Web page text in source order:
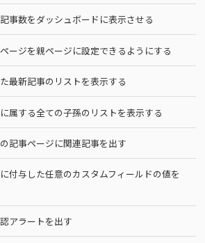
事数をダッシュボードに表示させる
ージを親ページに設定できるようにする
最新記事のリストを表示する
属する全ての子孫のリストを表示する
記事ページに関連記事を出す
付与した任意のカスタムフィールドの値を
アラートを出す